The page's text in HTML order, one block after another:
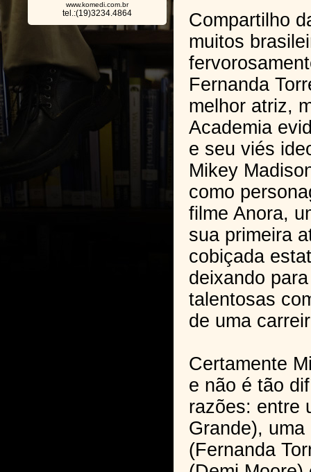
www.komedi.com.br
tel.:(19)3234.4864
Compartilho
muitos
Fernanda
melhor atriz,
Academia
e seu viés
Mikey
como
filme Anora,
sua primeira
cobiçada
deixando
talentosas
de uma
Certamente
e não é tão
razões: entre
Grande),
(Fernanda